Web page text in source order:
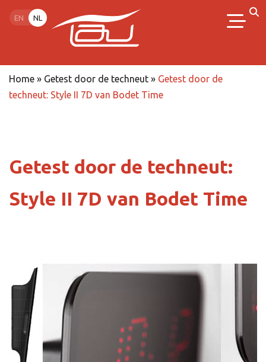
EN NL
Home » Getest door de techneut » Getest door de
techneut: Style II 7D van Bodet Time
Getest door de techneut:
Style II 7D van Bodet Time